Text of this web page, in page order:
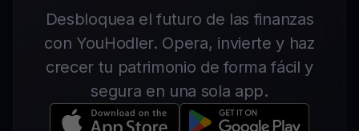
Desbloquea el futuro de las finanzas
con YouHodler. Opera, invierte y haz
crecer tu patrimonio de forma fácil y
segura en una sola app.